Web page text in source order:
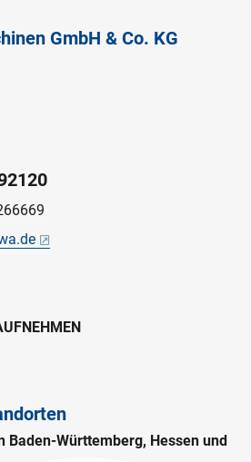
GmbH & Co. KG
Baden-Württemberg, Hessen und